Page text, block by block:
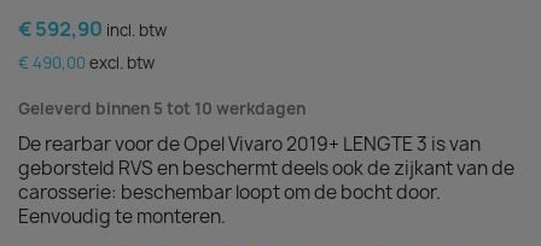
€ 592,90 incl. btw
€ 490,00 excl. btw
Geleverd binnen 5 tot 10 werkdagen
De rearbar voor de Opel Vivaro 2019+ LENGTE 3 is van
geborsteld RVS en beschermt deels ook de zijkant van de
carosserie: beschembar loopt om de bocht door.
Eenvoudig te monteren.